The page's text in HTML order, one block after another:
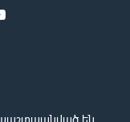
պաշտպանված են